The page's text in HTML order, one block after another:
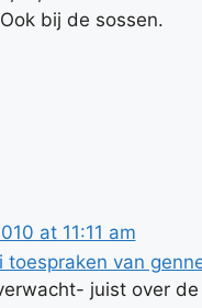
bij de sossen.
at 11:11 am
toespraken van
juist over